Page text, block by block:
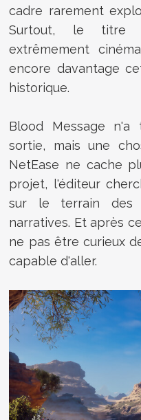
cadre rarement
Surtout, le titre
extrêmement
encore davantage
historique.
Blood Message
sortie, mais une
NetEase ne cache
projet, l'éditeur
sur le terrain des
narratives. Et après
ne pas être curieux
capable d'aller.